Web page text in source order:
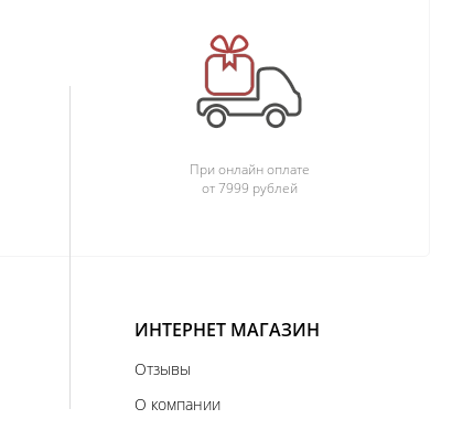
При онлайн оплате
от 7999 рублей
ИНТЕРНЕТ МАГАЗИН
Отзывы
О компании